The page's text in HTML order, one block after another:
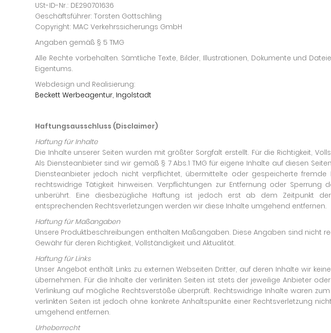
USt-ID-Nr.: DE290701636
Geschäftsführer: Torsten Gottschling
Copyright: MAC Verkehrssicherungs GmbH
Angaben gemäß § 5 TMG
Alle Rechte vorbehalten. Sämtliche Texte, Bilder, Illustrationen, Dokumente und
Eigentums.
Webdesign und Realisierung:
Beckett Werbeagentur, Ingolstadt
Haftungsausschluss (Disclaimer)
Haftung für Inhalte
Die Inhalte unserer Seiten wurden mit größter Sorgfalt erstellt. Für die Richtigkeit,
Als Diensteanbieter sind wir gemäß § 7 Abs.1 TMG für eigene Inhalte auf diesen
Diensteanbieter jedoch nicht verpflichtet, übermittelte oder gespeicherte
rechtswidrige Tätigkeit hinweisen. Verpflichtungen zur Entfernung oder
unberührt. Eine diesbezügliche Haftung ist jedoch erst ab dem Zeitpunkt
entsprechenden Rechtsverletzungen werden wir diese Inhalte umgehend entfernen.
Haftung für Maßangaben
Unsere Produktbeschreibungen enthalten Maßangaben. Diese Angaben sind nicht
Gewähr für deren Richtigkeit, Vollständigkeit und Aktualität.
Haftung für Links
Unser Angebot enthält Links zu externen Webseiten Dritter, auf deren Inhalte wir
übernehmen. Für die Inhalte der verlinkten Seiten ist stets der jeweilige Anbieter
Verlinkung auf mögliche Rechtsverstöße überprüft. Rechtswidrige Inhalte waren
verlinkten Seiten ist jedoch ohne konkrete Anhaltspunkte einer Rechtsverletzung
umgehend entfernen.
Urheberrecht